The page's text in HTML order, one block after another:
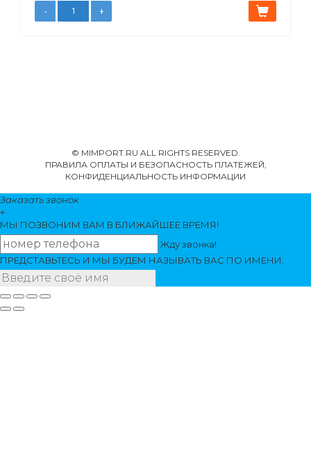
© MIMPORT.RU ALL RIGHTS RESERVED.
ПРАВИЛА ОПЛАТЫ И БЕЗОПАСНОСТЬ ПЛАТЕЖЕЙ,
КОНФИДЕНЦИАЛЬНОСТЬ ИНФОРМАЦИИ
Заказать звонок
+
МЫ ПОЗВОНИМ ВАМ В БЛИЖАЙШЕЕ ВРЕМЯ!
Жду звонка!
ПРЕДСТАВЬТЕСЬ И МЫ БУДЕМ НАЗЫВАТЬ ВАС ПО ИМЕНИ.